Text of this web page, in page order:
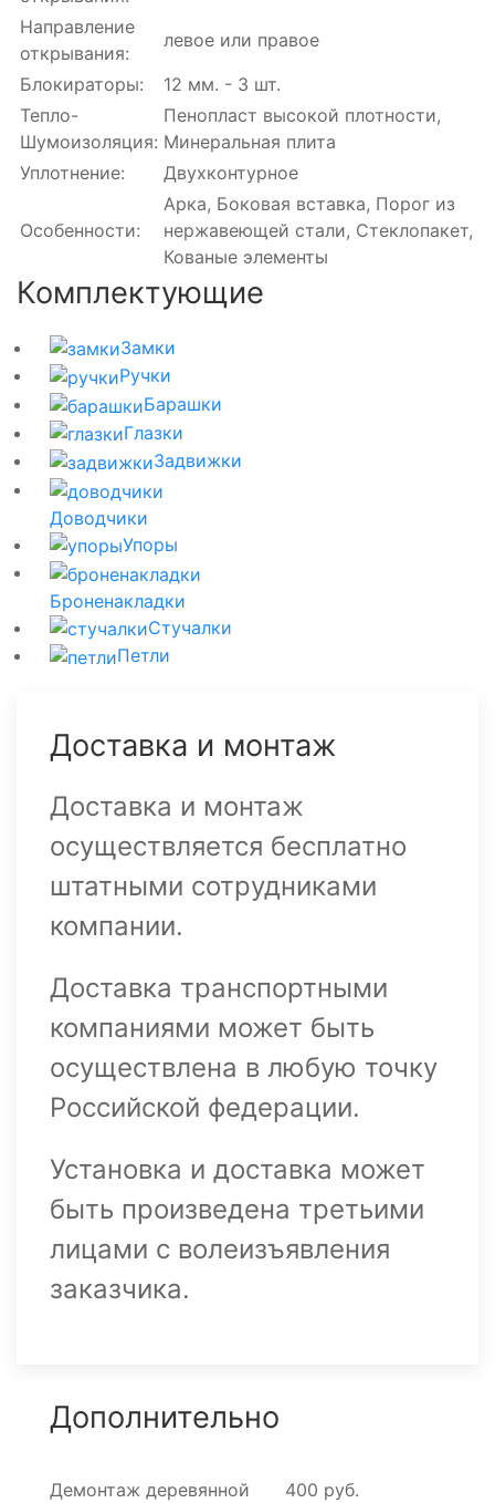
Направление
открывания:
левое или правое
Блокираторы:
12 мм. - 3 шт.
Тепло-
Шумоизоляция:
Пенопласт высокой плотности,
Минеральная плита
Уплотнение:
Двухконтурное
Особенности:
Арка, Боковая вставка, Порог из
нержавеющей стали, Стеклопакет,
Кованые элементы
Комплектующие
Замки
Ручки
Барашки
Глазки
Задвижки
Доводчики
Упоры
Броненакладки
Стучалки
Петли
Доставка и монтаж
Доставка и монтаж
осуществляется бесплатно
штатными сотрудниками
компании.
Доставка транспортными
компаниями может быть
осуществлена в любую точку
Российской федерации.
Установка и доставка может
быть произведена третьими
лицами с волеизъявления
заказчика.
Дополнительно
Демонтаж деревянной
400 руб.